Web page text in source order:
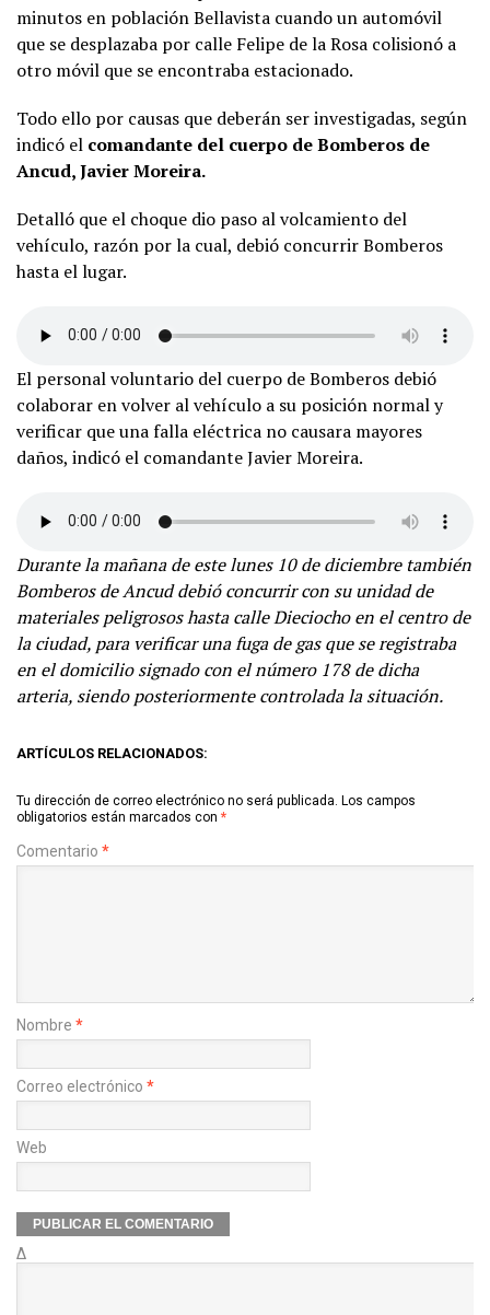
minutos en población Bellavista cuando un automóvil
que se desplazaba por calle Felipe de la Rosa colisionó a
otro móvil que se encontraba estacionado.
Todo ello por causas que deberán ser investigadas, según
indicó el comandante del cuerpo de Bomberos de
Ancud, Javier Moreira.
Detalló que el choque dio paso al volcamiento del
vehículo, razón por la cual, debió concurrir Bomberos
hasta el lugar.
El personal voluntario del cuerpo de Bomberos debió
colaborar en volver al vehículo a su posición normal y
verificar que una falla eléctrica no causara mayores
daños, indicó el comandante Javier Moreira.
Durante la mañana de este lunes 10 de diciembre también
Bomberos de Ancud debió concurrir con su unidad de
materiales peligrosos hasta calle Dieciocho en el centro de
la ciudad, para verificar una fuga de gas que se registraba
en el domicilio signado con el número 178 de dicha
arteria, siendo posteriormente controlada la situación.
ARTÍCULOS RELACIONADOS:
Tu dirección de correo electrónico no será publicada. Los campos
obligatorios están marcados con *
Comentario *
Nombre *
Correo electrónico *
Web
Δ